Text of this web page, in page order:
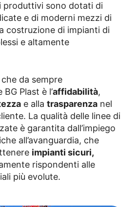
produttivi sono dotati di
e di moderni mezzi di
costruzione di impianti di
e altamente
da sempre
Plast è l’affidabilità,
e alla trasparenza nel
La qualità delle linee di
è garantita dall’impiego
all’avanguardia, che
impianti sicuri,
rispondenti alle
più evolute.